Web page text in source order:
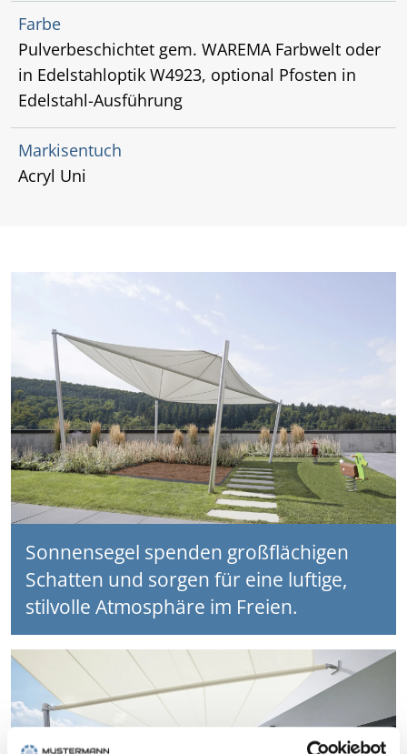
Farbe
Pulverbeschichtet gem. WAREMA Farbwelt oder
in Edelstahloptik W4923, optional Pfosten in
Edelstahl-Ausführung
Markisentuch
Acryl Uni
Sonnensegel spenden großflächigen
Schatten und sorgen für eine luftige,
stilvolle Atmosphäre im Freien.